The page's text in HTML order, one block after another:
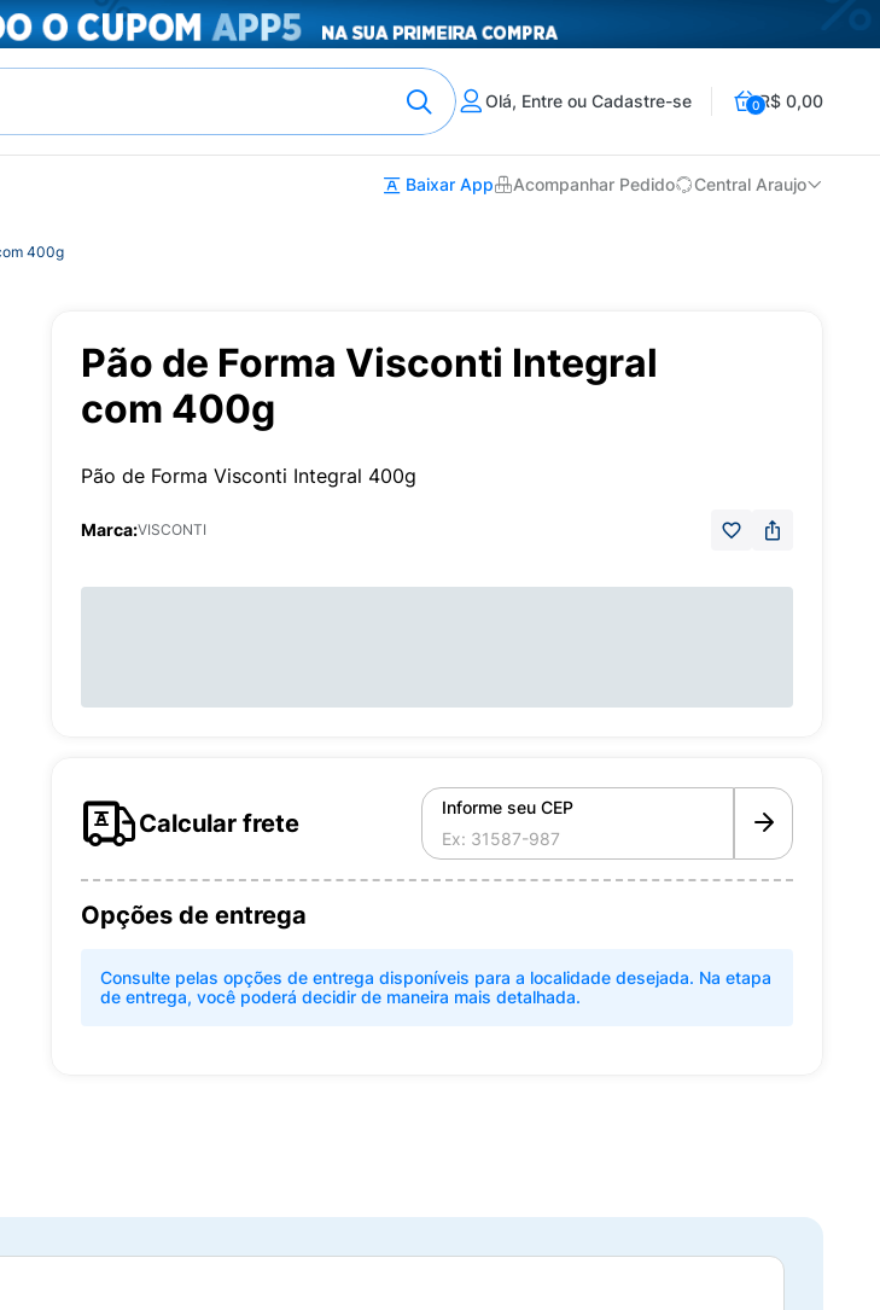
Olá, Entre ou Cadastre-se 0R$ 0,00
Baixar App Acompanhar Pedido Central Araujo
400g
Pão de Forma Visconti Integral
com 400g
Pão de Forma Visconti Integral 400g
Marca:VISCONTI
Calcular frete
Informe seu CEP
Opções de entrega
Consulte pelas opções de entrega disponíveis para a localidade desejada. Na etapa
de entrega, você poderá decidir de maneira mais detalhada.